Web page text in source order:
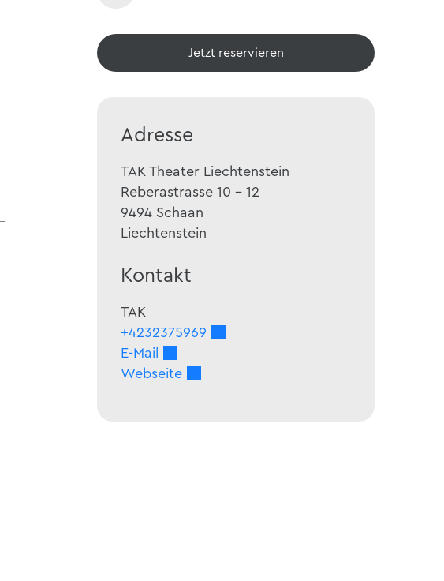
Jetzt reservieren
Adresse
TAK Theater Liechtenstein
Reberastrasse 10 - 12
9494 Schaan
Liechtenstein
Kontakt
TAK
+4232375969
E-Mail
Webseite